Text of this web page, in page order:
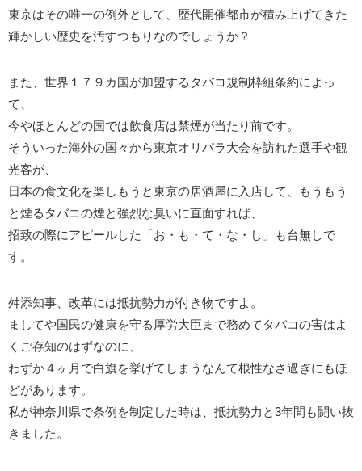
東京はその唯一の例外として、歴代開催都市が積み上げてきた
輝かしい歴史を汚すつもりなのでしょうか？
また、世界１７９カ国が加盟するタバコ規制枠組条約によっ
て、
今やほとんどの国では飲食店は禁煙が当たり前です。
そういった海外の国々から東京オリパラ大会を訪れた選手や観
光客が、
日本の食文化を楽しもうと東京の居酒屋に入店して、もうもう
と煙るタバコの煙と強烈な臭いに直面すれば、
招致の際にアピールした「お・も・て・な・し」も台無しで
す。
舛添知事、改革には抵抗勢力が付き物ですよ。
ましてや国民の健康を守る厚労大臣まで務めてタバコの害はよ
くご存知のはずなのに、
わずか４ヶ月で白旗を挙げてしまうなんて根性なさ過ぎにもほ
どがあります。
私が神奈川県で条例を制定した時は、抵抗勢力と3年間も闘い抜
きました。